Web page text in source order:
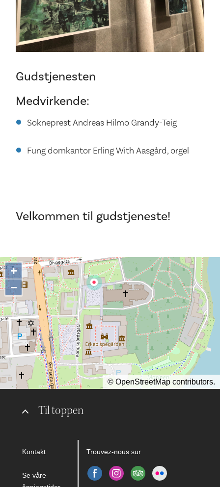
Gudstjenesten
Medvirkende:
Sokneprest Andreas Hilmo Grandy-Teig
Fung domkantor Erling With Aasgård, orgel
Velkommen til gudstjeneste!
Til toppen
Kontakt
Se våre
Trouvez-nous sur
+
−
© OpenStreetMap contributors.